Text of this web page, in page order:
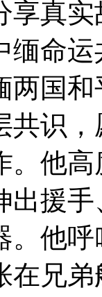
享真
缅命
两国
共识
。他
出援
。他
在兄